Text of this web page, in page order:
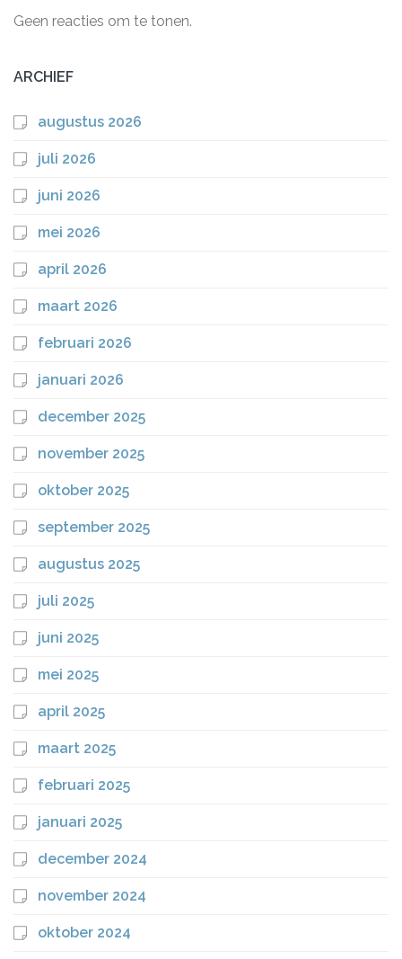
Geen reacties om te tonen.
ARCHIEF
augustus 2026
juli 2026
juni 2026
mei 2026
april 2026
maart 2026
februari 2026
januari 2026
december 2025
november 2025
oktober 2025
september 2025
augustus 2025
juli 2025
juni 2025
mei 2025
april 2025
maart 2025
februari 2025
januari 2025
december 2024
november 2024
oktober 2024